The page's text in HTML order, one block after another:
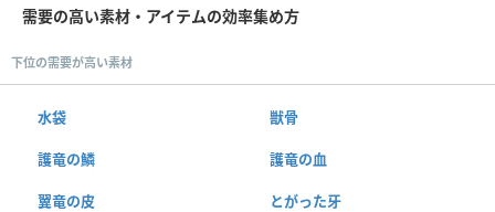
需要の高い素材・アイテムの効率集め方
下位の需要が高い素材
水袋 獣骨
護竜の鱗 護竜の血
翼竜の皮 とがった牙